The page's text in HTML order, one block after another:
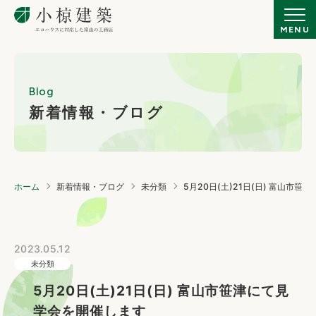
Blog
新着情報・ブログ
ホーム 新着情報・ブログ 未分類 5月20日(土)21日(日) 富山市笹津
2023.05.12
未分類
5月20日(土)21日(日) 富山市笹津にて見
学会を開催します